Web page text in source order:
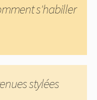
s'habiller
stylées